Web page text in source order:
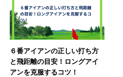
６番アイアンの正しい打ち方
と飛距離の目安！ロングアイ
アンを克服するコツ！